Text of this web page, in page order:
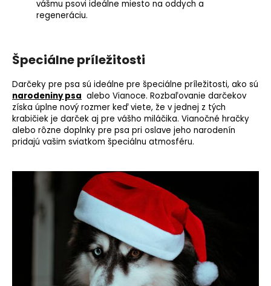
vášmu psovi ideálne miesto na oddych a
regeneráciu.
Špeciálne príležitosti
Darčeky pre psa sú ideálne pre špeciálne príležitosti, ako sú
narodeniny psa alebo Vianoce. Rozbaľovanie darčekov
získa úplne nový rozmer keď viete, že v jednej z tých
krabičiek je darček aj pre vášho miláčika. Vianočné hračky
alebo rôzne doplnky pre psa pri oslave jeho narodenín
pridajú vašim sviatkom špeciálnu atmosféru.